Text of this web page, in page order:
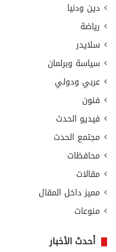
دين ودنيا
رياضة
سلايدر
سياسة وبرلمان
عربي ودولي
فنون
فيديو الحدث
مجتمع الحدث
محافظات
مقالات
مميز داخل المقال
منوعات
أحدث الأخبار